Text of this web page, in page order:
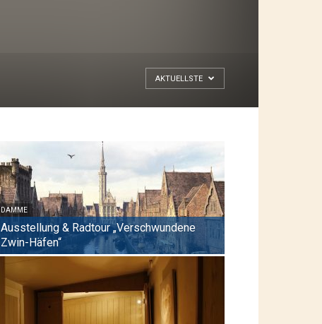
AKTUELLSTE
DAMME
Ausstellung & Radtour „Verschwundene
Zwin-Häfen“